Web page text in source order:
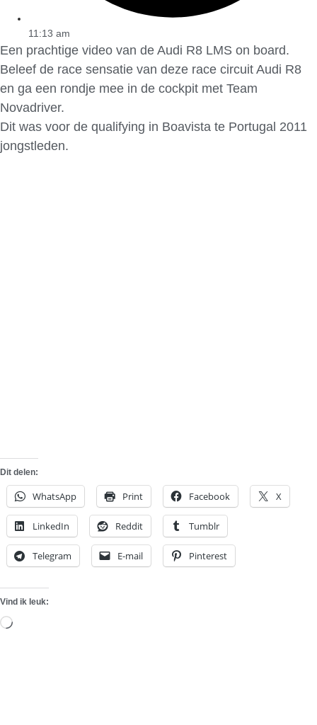
11:13 am
Een prachtige video van de Audi R8 LMS on board.
Beleef de race sensatie van deze race circuit Audi R8
en ga een rondje mee in de cockpit met Team
Novadriver.
Dit was voor de qualifying in Boavista te Portugal 2011
jongstleden.
Dit delen:
WhatsApp Print Facebook X
LinkedIn Reddit Tumblr
Telegram E-mail Pinterest
Vind ik leuk:
Aan